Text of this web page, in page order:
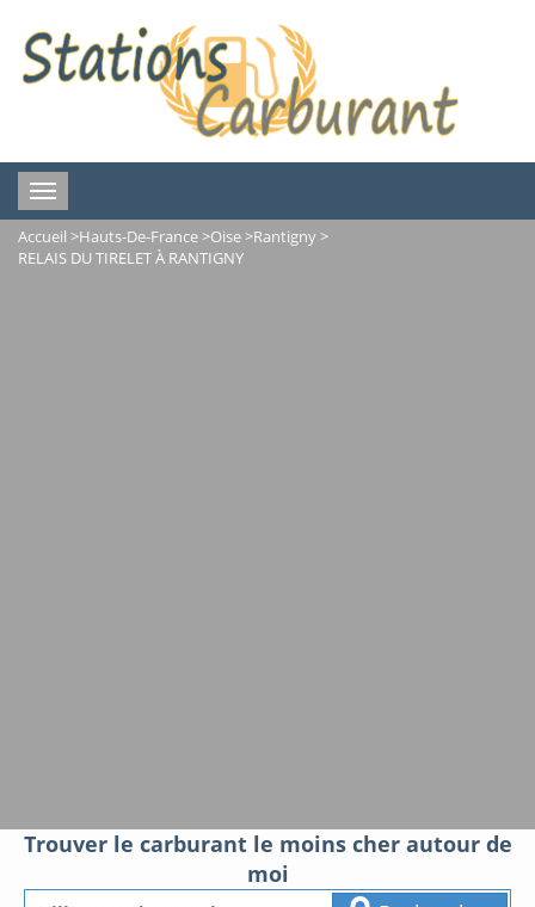
Toggle
navigation
Accueil >Hauts-De-France>Oise>Rantigny>
RELAIS DU TIRELET À RANTIGNY
Trouver le carburant le moins cher autour de
moi